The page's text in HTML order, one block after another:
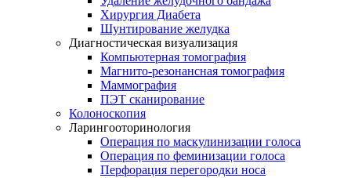
Хирургия Диабета
Шунтирование желудка
Диагностическая визуализация
Компьютерная томография
Магнито-резонансная томография
Маммография
ПЭТ сканирование
Колоноскопия
Ларингооторинология
Операция по маскулинизации голоса
Операция по феминизации голоса
Перфорация перегородки носа